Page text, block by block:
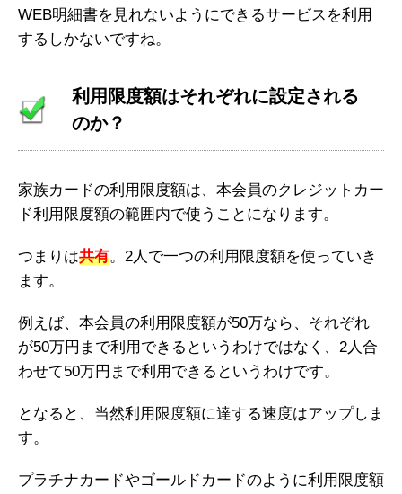
WEB明細書を見れないようにできるサービスを利用
するしかないですね。
利用限度額はそれぞれに設定される
のか？
家族カードの利用限度額は、本会員のクレジットカー
ド利用限度額の範囲内で使うことになります。
つまりは共有。2人で一つの利用限度額を使っていき
ます。
例えば、本会員の利用限度額が50万なら、それぞれ
が50万円まで利用できるというわけではなく、2人合
わせて50万円まで利用できるというわけです。
となると、当然利用限度額に達する速度はアップしま
す。
プラチナカードやゴールドカードのように利用限度額